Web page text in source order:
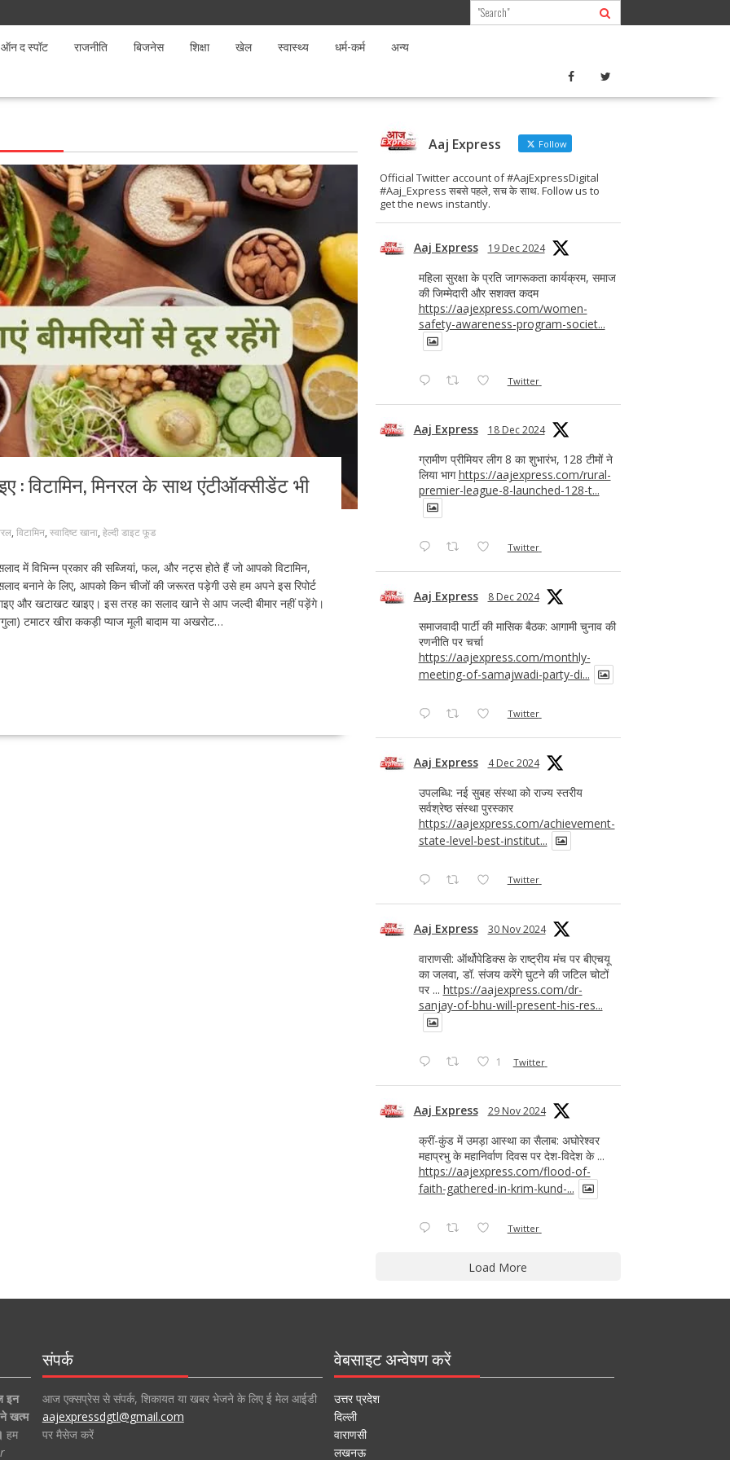
ऑन द स्पॉट राजनीति बिजनेस शिक्षा खेल स्वास्थ्य धर्म-कर्म अन्य
विटामिन, मिनरल के साथ एंटीऑक्सीडेंट भी
, विटामिन, स्वादिष्ट खाना, हेल्दी डाइट फूड
विभिन्न प्रकार की सब्जियां, फल, और नट्स होते हैं जो आपको विटामिन,
बनाने के लिए, आपको किन चीजों की जरूरत पड़ेगी उसे हम अपने इस रिपोर्ट
और खटाखट खाइए। इस तरह का सलाद खाने से आप जल्दी बीमार नहीं पड़ेंगे।
टमाटर खीरा ककड़ी प्याज मूली बादाम या अखरोट…
Aaj Express Follow
Official Twitter account of #AajExpressDigital
#Aaj_Express सबसे पहले, सच के साथ. Follow us to
get the news instantly.
Aaj Express 19 Dec 2024
महिला सुरक्षा के प्रति जागरूकता कार्यक्रम, समाज
की जिम्मेदारी और सशक्त कदम
https://aajexpress.com/women-
safety-awareness-program-societ...
Twitter
Aaj Express 18 Dec 2024
ग्रामीण प्रीमियर लीग 8 का शुभारंभ, 128 टीमों ने
लिया भागhttps://aajexpress.com/rural-
premier-league-8-launched-128-t...
Twitter
Aaj Express 8 Dec 2024
समाजवादी पार्टी की मासिक बैठक: आगामी चुनाव की
रणनीति पर चर्चा
https://aajexpress.com/monthly-
meeting-of-samajwadi-party-di...
Twitter
Aaj Express 4 Dec 2024
उपलब्धि: नई सुबह संस्था को राज्य स्तरीय
सर्वश्रेष्ठ संस्था पुरस्कार
https://aajexpress.com/achievement-
state-level-best-institut...
Twitter
Aaj Express 30 Nov 2024
वाराणसी: ऑर्थोपेडिक्स के राष्ट्रीय मंच पर बीएचयू
का जलवा, डॉ. संजय करेंगे घुटने की जटिल चोटों
पर ... https://aajexpress.com/dr-
sanjay-of-bhu-will-present-his-res...
1 Twitter
Aaj Express 29 Nov 2024
क्रीं-कुंड में उमड़ा आस्था का सैलाब: अघोरेश्वर
महाप्रभु के महानिर्वाण दिवस पर देश-विदेश के ...
https://aajexpress.com/flood-of-
faith-gathered-in-krim-kund-...
Twitter
Load More
इन
खत्म
हम
संपर्क
आज एक्सप्रेस से संपर्क, शिकायत या खबर भेजने के लिए ई मेल आईडी
aajexpressdgtl@gmail.com
पर मैसेज करें
वेबसाइट अन्वेषण करें
उत्तर प्रदेश
दिल्ली
वाराणसी
लखनऊ